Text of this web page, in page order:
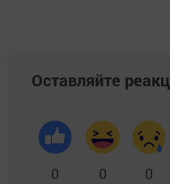
Оставляйте
0 0 0